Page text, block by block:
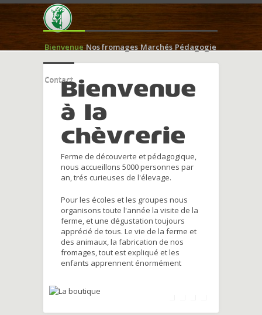
Bienvenue Nos fromages Marchés Pédagogie
ContactBienvenue
à la
chèvrerie
Ferme de découverte et pédagogique,
nous accueillons 5000 personnes par
an, trés curieuses de l'élevage.
Pour les écoles et les groupes nous
organisons toute l'année la visite de la
ferme, et une dégustation toujours
apprécié de tous. Le vie de la ferme et
des animaux, la fabrication de nos
fromages, tout est expliqué et les
enfants apprennent énormément